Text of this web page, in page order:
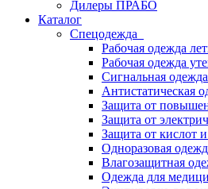
Дилеры ПРАБО
Каталог
Спецодежда
Рабочая одежда
Рабочая одежда
Сигнальная одежда
Антистатическая
Защита от
Защита от
Защита от кислот
Одноразовая
Влагозащитная
Одежда для